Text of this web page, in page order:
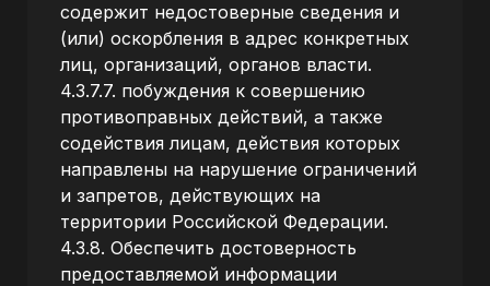
содержит недостоверные сведения и
(или) оскорбления в адрес конкретных
лиц, организаций, органов власти.
4.3.7.7. побуждения к совершению
противоправных действий, а также
содействия лицам, действия которых
направлены на нарушение ограничений
и запретов, действующих на
территории Российской Федерации.
4.3.8. Обеспечить достоверность
предоставляемой информации